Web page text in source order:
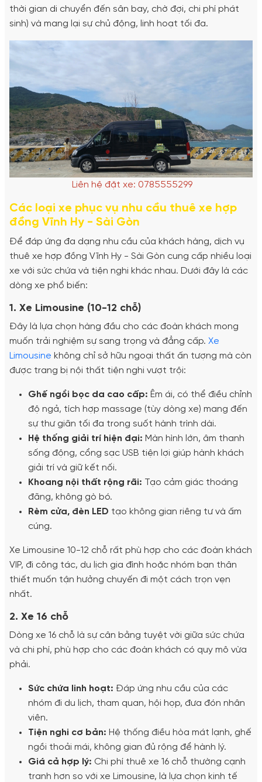
thời gian di chuyển đến sân bay, chờ đợi, chi phí phát
sinh) và mang lại sự chủ động, linh hoạt tối đa.
Liên hệ đặt xe: 0785555299
Các loại xe phục vụ nhu cầu thuê xe hợp
đồng Vĩnh Hy - Sài Gòn
Để đáp ứng đa dạng nhu cầu của khách hàng, dịch vụ
thuê xe hợp đồng Vĩnh Hy - Sài Gòn cung cấp nhiều loại
xe với sức chứa và tiện nghi khác nhau. Dưới đây là các
dòng xe phổ biến:
1. Xe Limousine (10-12 chỗ)
Đây là lựa chọn hàng đầu cho các đoàn khách mong
muốn trải nghiệm sự sang trọng và đẳng cấp. Xe
Limousine không chỉ sở hữu ngoại thất ấn tượng mà còn
được trang bị nội thất tiện nghi vượt trội:
Ghế ngồi bọc da cao cấp: Êm ái, có thể điều chỉnh
độ ngả, tích hợp massage (tùy dòng xe) mang đến
sự thư giãn tối đa trong suốt hành trình dài.
Hệ thống giải trí hiện đại: Màn hình lớn, âm thanh
sống động, cổng sạc USB tiện lợi giúp hành khách
giải trí và giữ kết nối.
Khoang nội thất rộng rãi: Tạo cảm giác thoáng
đãng, không gò bó.
Rèm cửa, đèn LED tạo không gian riêng tư và ấm
cúng.
Xe Limousine 10-12 chỗ rất phù hợp cho các đoàn khách
VIP, đi công tác, du lịch gia đình hoặc nhóm bạn thân
thiết muốn tận hưởng chuyến đi một cách trọn vẹn
nhất.
2. Xe 16 chỗ
Dòng xe 16 chỗ là sự cân bằng tuyệt vời giữa sức chứa
và chi phí, phù hợp cho các đoàn khách có quy mô vừa
phải.
Sức chứa linh hoạt: Đáp ứng nhu cầu của các
nhóm đi du lịch, tham quan, hội họp, đưa đón nhân
viên.
Tiện nghi cơ bản: Hệ thống điều hòa mát lạnh, ghế
ngồi thoải mái, không gian đủ rộng để hành lý.
Giá cả hợp lý: Chi phí thuê xe 16 chỗ thường cạnh
tranh hơn so với xe Limousine, là lựa chọn kinh tế